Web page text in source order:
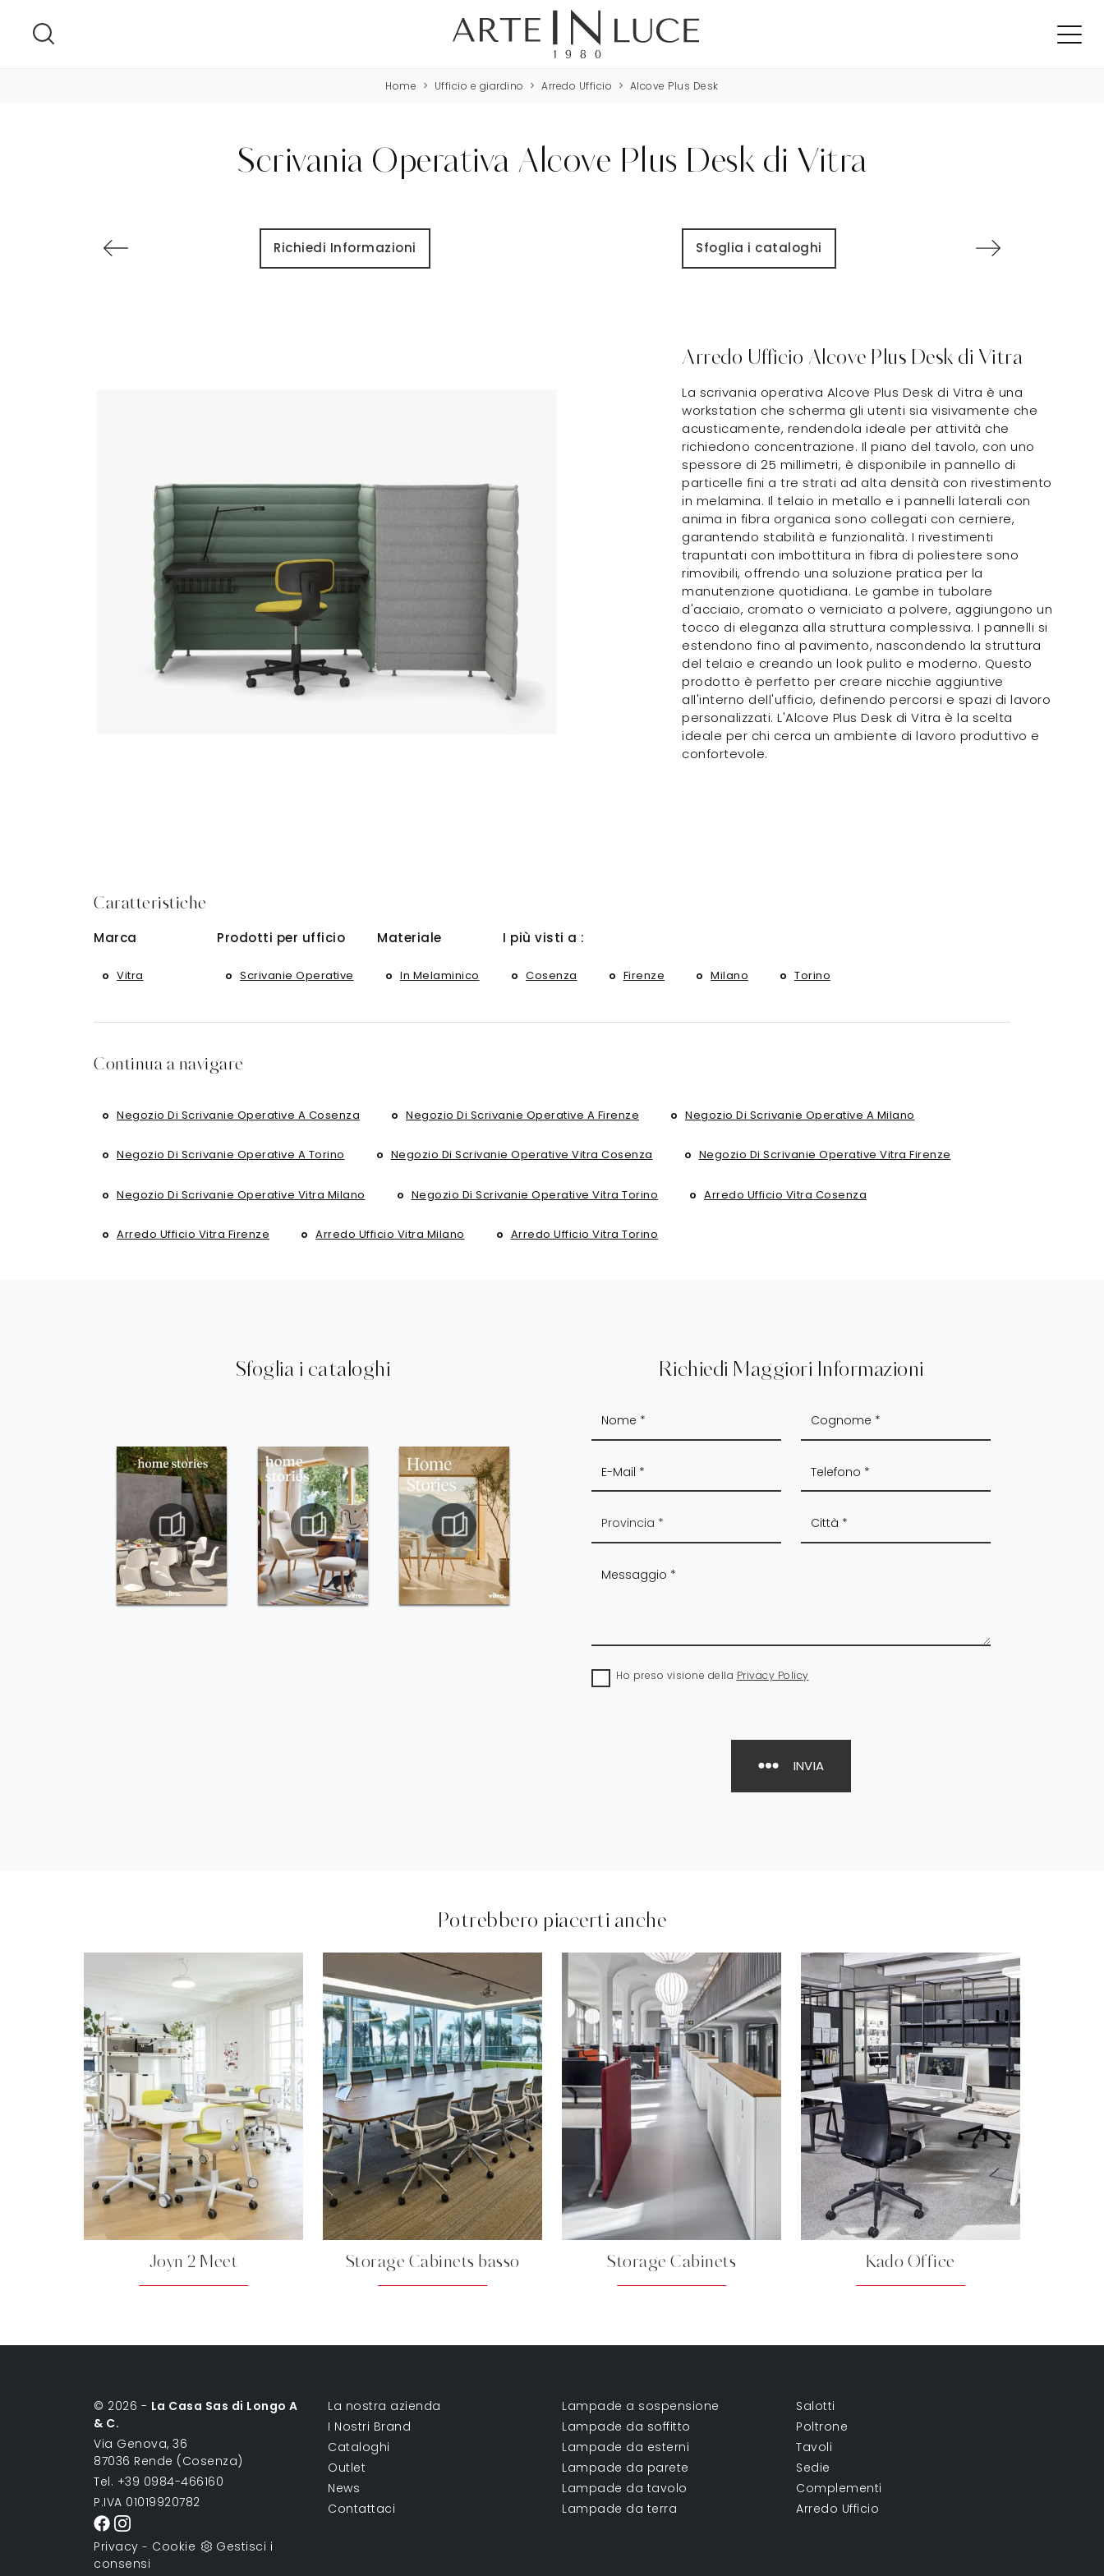
Home > Ufficio e giardino > Arredo Ufficio > Alcove Plus Desk
Scrivania Operativa Alcove Plus Desk di Vitra
Richiedi Informazioni Sfoglia i cataloghi
Arredo Ufficio Alcove Plus Desk di Vitra
La scrivania operativa Alcove Plus Desk di Vitra è una
workstation che scherma gli utenti sia visivamente che
acusticamente, rendendola ideale per attività che
richiedono concentrazione. Il piano del tavolo, con uno
spessore di 25 millimetri, è disponibile in pannello di
particelle fini a tre strati ad alta densità con rivestimento
in melamina. Il telaio in metallo e i pannelli laterali con
anima in fibra organica sono collegati con cerniere,
garantendo stabilità e funzionalità. I rivestimenti
trapuntati con imbottitura in fibra di poliestere sono
rimovibili, offrendo una soluzione pratica per la
manutenzione quotidiana. Le gambe in tubolare
d'acciaio, cromato o verniciato a polvere, aggiungono un
tocco di eleganza alla struttura complessiva. I pannelli si
estendono fino al pavimento, nascondendo la struttura
del telaio e creando un look pulito e moderno. Questo
prodotto è perfetto per creare nicchie aggiuntive
all'interno dell'ufficio, definendo percorsi e spazi di lavoro
personalizzati. L'Alcove Plus Desk di Vitra è la scelta
ideale per chi cerca un ambiente di lavoro produttivo e
confortevole.
Caratteristiche
Marca
Vitra
Prodotti per ufficio
Scrivanie Operative
Materiale
In Melaminico
I più visti a :
Cosenza Firenze Milano Torino
Continua a navigare
Negozio Di Scrivanie Operative A Cosenza Negozio Di Scrivanie Operative A Firenze Negozio Di Scrivanie Operative A Milano
Negozio Di Scrivanie Operative A Torino Negozio Di Scrivanie Operative Vitra Cosenza Negozio Di Scrivanie Operative Vitra Firenze
Negozio Di Scrivanie Operative Vitra Milano Negozio Di Scrivanie Operative Vitra Torino Arredo Ufficio Vitra Cosenza
Arredo Ufficio Vitra Firenze Arredo Ufficio Vitra Milano Arredo Ufficio Vitra Torino
Sfoglia i cataloghi Richiedi Maggiori Informazioni
Ho preso visione della Privacy Policy
INVIA
Potrebbero piacerti anche
Joyn 2 Meet Storage Cabinets basso Storage Cabinets Kado Office
© 2026 - La Casa Sas di Longo A
& C.
Via Genova, 36
87036 Rende (Cosenza)
Tel. +39 0984-466160
P.IVA 01019920782
Privacy - Cookie
Gestisci i
consensi
La nostra azienda
I Nostri Brand
Cataloghi
Outlet
News
Contattaci
Lampade a sospensione
Lampade da soffitto
Lampade da esterni
Lampade da parete
Lampade da tavolo
Lampade da terra
Salotti
Poltrone
Tavoli
Sedie
Complementi
Arredo Ufficio